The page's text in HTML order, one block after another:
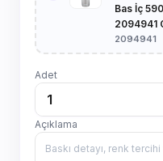
Bas İç
2094941
2094941
Adet
Açıklama